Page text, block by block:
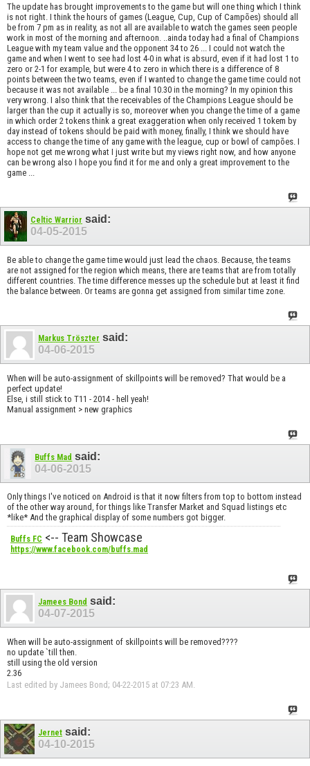
The update has brought improvements to the game but will one thing which I think
is not right. I think the hours of games (League, Cup, Cup of Campões) should all
be from 7 pm as in reality, as not all are available to watch the games seen people
work in most of the morning and afternoon. ..ainda today had a final of Champions
League with my team value and the opponent 34 to 26 ... I could not watch the
game and when I went to see had lost 4-0 in what is absurd, even if it had lost 1 to
zero or 2-1 for example, but were 4 to zero in which there is a difference of 8
points between the two teams, even if I wanted to change the game time could not
because it was not available ... be a final 10.30 in the morning? In my opinion this
very wrong. I also think that the receivables of the Champions League should be
larger than the cup it actually is so, moreover when you change the time of a game
in which order 2 tokens think a great exaggeration when only received 1 tokem by
day instead of tokens should be paid with money, finally, I think we should have
access to change the time of any game with the league, cup or bowl of campões. I
hope not get me wrong what I just write but my views right now, and how anyone
can be wrong also I hope you find it for me and only a great improvement to the
game ...
Celtic Warrior said:
04-05-2015
Be able to change the game time would just lead the chaos. Because, the teams
are not assigned for the region which means, there are teams that are from totally
different countries. The time difference messes up the schedule but at least it find
the balance between. Or teams are gonna get assigned from similar time zone.
Markus Tröszter said:
04-06-2015
When will be auto-assignment of skillpoints will be removed? That would be a
perfect update!
Else, i still stick to T11 - 2014 - hell yeah!
Manual assignment > new graphics
Buffs Mad said:
04-06-2015
Only things I've noticed on Android is that it now filters from top to bottom instead
of the other way around, for things like Transfer Market and Squad listings etc
*like* And the graphical display of some numbers got bigger.
Buffs FC <-- Team Showcase
https://www.facebook.com/buffs.mad
Jamees Bond said:
04-07-2015
When will be auto-assignment of skillpoints will be removed????
no update `till then.
still using the old version
2.36
Last edited by Jamees Bond; 04-22-2015 at 07:23 AM.
Jernet said:
04-10-2015